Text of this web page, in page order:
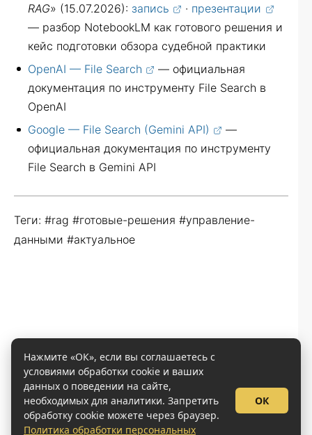
RAG» (15.07.2026): запись · презентации
— разбор NotebookLM как готового решения и
кейс подготовки обзора судебной практики
OpenAI — File Search
— официальная
документация по инструменту File Search в
OpenAI
Google — File Search (Gemini API)
—
официальная документация по инструменту
File Search в Gemini API
Теги: #rag #готовые-решения #управление-
данными #актуальное
Нажмите «ОК», если вы соглашаетесь с
условиями обработки cookie и ваших
данных о поведении на сайте,
необходимых для аналитики. Запретить
обработку cookie можете через браузер.
Политика обработки персональных
ОК